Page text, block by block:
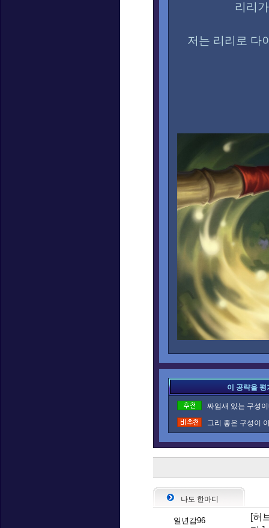
리리
저는 리리로 다
이 공략을
짜임새 있는 구성
그리 좋은 구성이
나도 한마디
일년감96
[허